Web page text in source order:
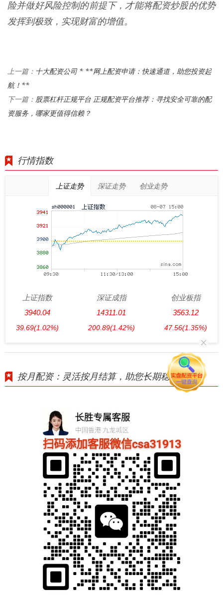
险并做好风险控制的前提下，才能将配资炒股的优势
发挥到极致，实现财富的增值。
上一篇： 十大配资公司 * **网上配资申请：快速通道，助您投资起
航！**
下一篇： 股票杠杆正规平台 正规配资平台推荐：寻找安全可靠的配
资服务，哪家更值得信赖？
行情指数
上证走势 深证走势 创业走势
上证指数
3940.04
39.69(1.02%)
深证成指
14311.01
200.89(1.42%)
创业板指
3563.12
47.56(1.35%)
按月配资：灵活按月结算，助您长期稳健投资